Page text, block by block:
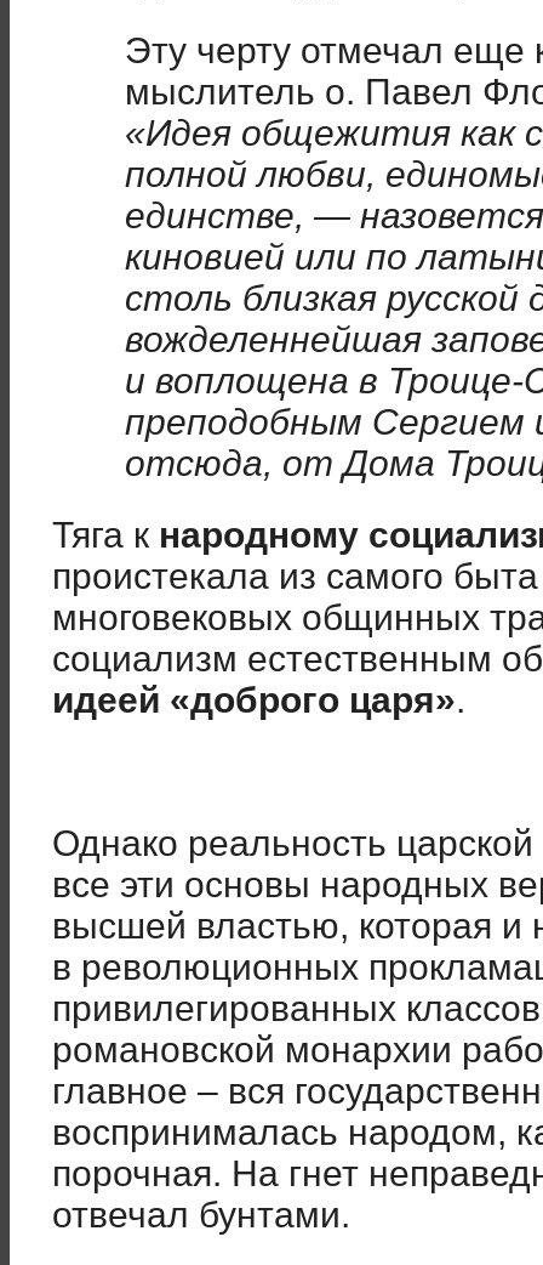
Эту черту отмечал
мыслитель о. Павел
«Идея общежития как
полной любви,
единстве, —
киновией или по
столь близкая
вожделеннейшая
и воплощена в Троице-
преподобным Сергием
отсюда, от Дома
Тяга к народному
проистекала из самого
многовековых общинных
социализм естественным
идеей «доброго царя».
Однако реальность
все эти основы народных
высшей властью, которая и
в революционных
привилегированных
романовской монархии
главное – вся
воспринималась народом,
порочная. На гнет
отвечал бунтами.